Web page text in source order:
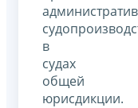
в
судах
общей
юрисдикции.